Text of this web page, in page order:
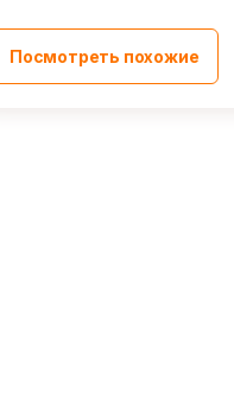
Посмотреть похожие